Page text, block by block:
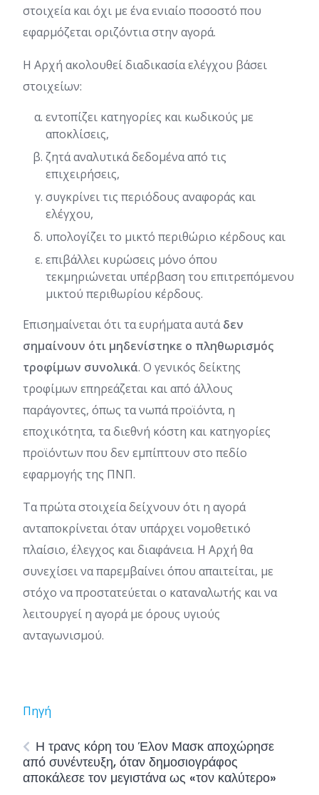
στοιχεία και όχι με ένα ενιαίο ποσοστό που
εφαρμόζεται οριζόντια στην αγορά.
Η Αρχή ακολουθεί διαδικασία ελέγχου βάσει
στοιχείων:
εντοπίζει κατηγορίες και κωδικούς με
αποκλίσεις,
ζητά αναλυτικά δεδομένα από τις
επιχειρήσεις,
συγκρίνει τις περιόδους αναφοράς και
ελέγχου,
υπολογίζει το μικτό περιθώριο κέρδους και
επιβάλλει κυρώσεις μόνο όπου
τεκμηριώνεται υπέρβαση του επιτρεπόμενου
μικτού περιθωρίου κέρδους.
Επισημαίνεται ότι τα ευρήματα αυτάδεν
σημαίνουν ότι μηδενίστηκε ο πληθωρισμός
τροφίμων συνολικά. Ο γενικός δείκτης
τροφίμων επηρεάζεται και από άλλους
παράγοντες, όπως τα νωπά προϊόντα, η
εποχικότητα, τα διεθνή κόστη και κατηγορίες
προϊόντων που δεν εμπίπτουν στο πεδίο
εφαρμογής της ΠΝΠ.
Τα πρώτα στοιχεία δείχνουν ότι η αγορά
ανταποκρίνεται όταν υπάρχει νομοθετικό
πλαίσιο, έλεγχος και διαφάνεια. Η Αρχή θα
συνεχίσει να παρεμβαίνει όπου απαιτείται, με
στόχο να προστατεύεται ο καταναλωτής και να
λειτουργεί η αγορά με όρους υγιούς
ανταγωνισμού.
Πηγή
Η τρανς κόρη του Έλον Μασκ αποχώρησε
από συνέντευξη, όταν δημοσιογράφος
αποκάλεσε τον μεγιστάνα ως «τον καλύτερο»